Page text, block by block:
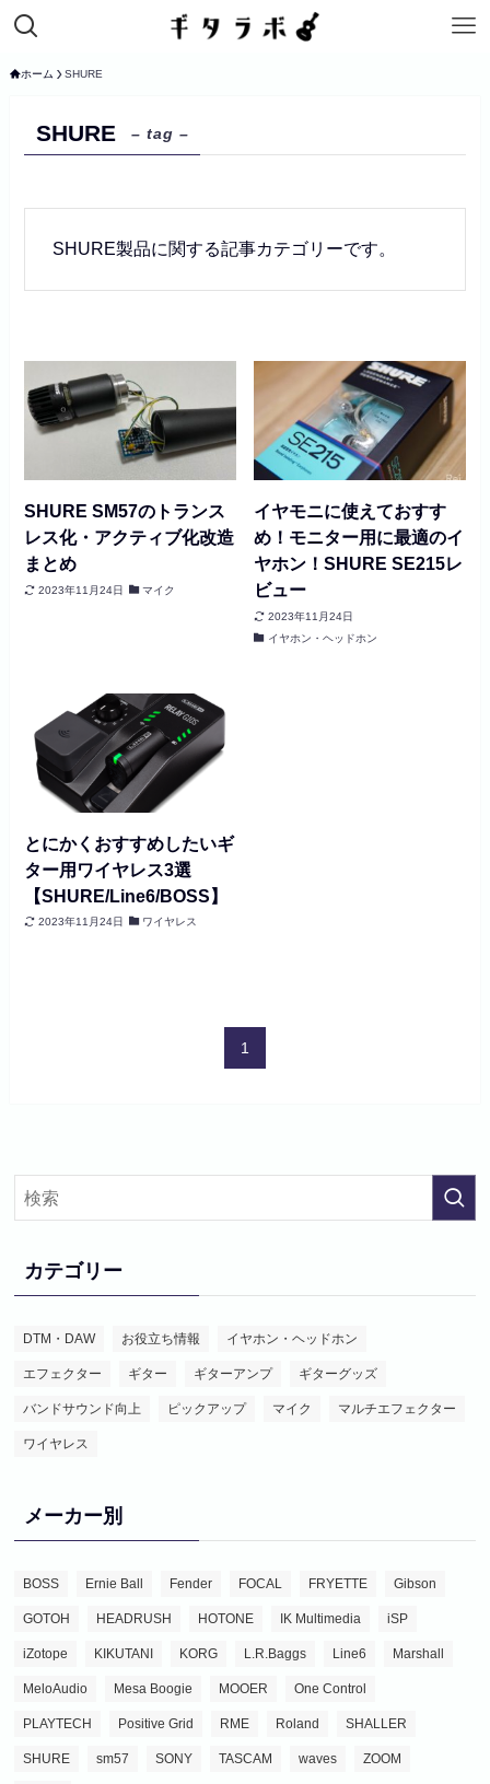
ホーム SHURE
SHURE – tag –
SHURE製品に関する記事カテゴリーです。
SHURE SM57のトランス
レス化・アクティブ化改造
まとめ
2023年11月24日 マイク
イヤモニに使えておすす
め！モニター用に最適のイ
ヤホン！SHURE SE215レ
ビュー
2023年11月24日
イヤホン・ヘッドホン
とにかくおすすめしたいギ
ター用ワイヤレス3選
【SHURE/Line6/BOSS】
2023年11月24日 ワイヤレス
1
カテゴリー
DTM・DAW お役立ち情報 イヤホン・ヘッドホン
エフェクター ギター ギターアンプ ギターグッズ
バンドサウンド向上 ピックアップ マイク マルチエフェクター
ワイヤレス
メーカー別
BOSS Ernie Ball Fender FOCAL FRYETTE Gibson
GOTOH HEADRUSH HOTONE IK Multimedia iSP
iZotope KIKUTANI KORG L.R.Baggs Line6 Marshall
MeloAudio Mesa Boogie MOOER One Control
PLAYTECH Positive Grid RME Roland SHALLER
SHURE sm57 SONY TASCAM waves ZOOM